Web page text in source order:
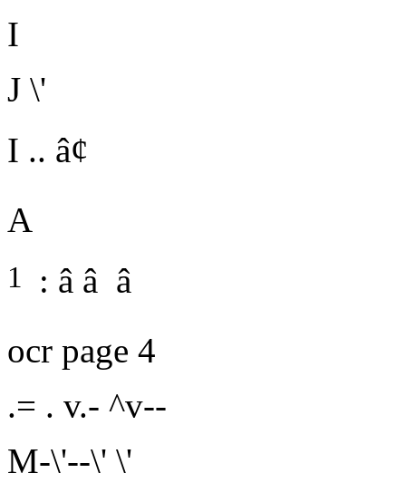
I
J \'
I .. â¢
A
1
: â â â
ocr page 4
.= . v.- ^v--
M-\'--\' \'